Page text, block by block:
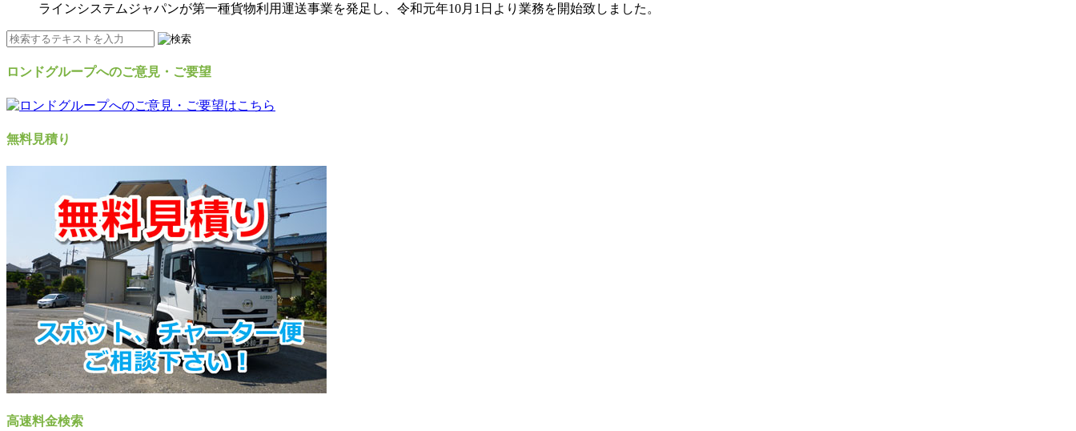
ラインシステムジャパンが第一種貨物利用運送事業を発足し、令和元年10月1日より業務を開始致しました。
ロンドグループへのご意見・ご要望
無料見積り
高速料金検索